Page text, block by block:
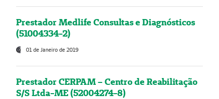
Prestador Medlife Consultas e Diagnósticos
(51004334-2)
01 de Janeiro de 2019
Prestador CERPAM – Centro de Reabilitação
S/S Ltda-ME (52004274-8)